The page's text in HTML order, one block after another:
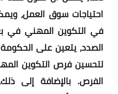
احتياجات سوق العمل،
في التكوين المهني في
الصدد، يتعين على
لتحسين فرص التكوين
الفرص. بالإضافة إلى